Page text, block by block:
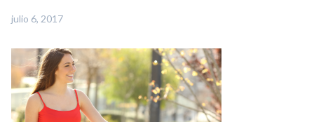
julio 6, 2017